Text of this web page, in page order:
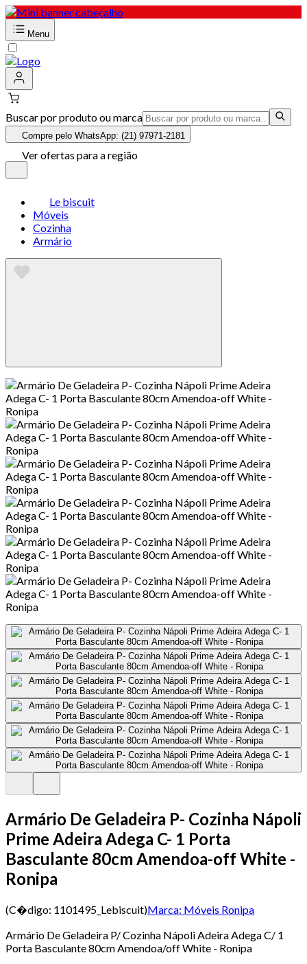
Menu
Buscar por produto ou marca
Compre pelo WhatsApp: (21) 97971-2181
Ver ofertas para a região
Le biscuit
Móveis
Cozinha
Armário
Armário De Geladeira P- Cozinha Nápoli
Prime Adeira Adega C- 1 Porta
Basculante 80cm Amendoa-off White -
Ronipa
(C�digo: 1101495_Lebiscuit)Marca: Móveis Ronipa
Armário De Geladeira P/ Cozinha Nápoli Adeira Adega C/ 1
Porta Basculante 80cm Amendoa/off White - Ronipa